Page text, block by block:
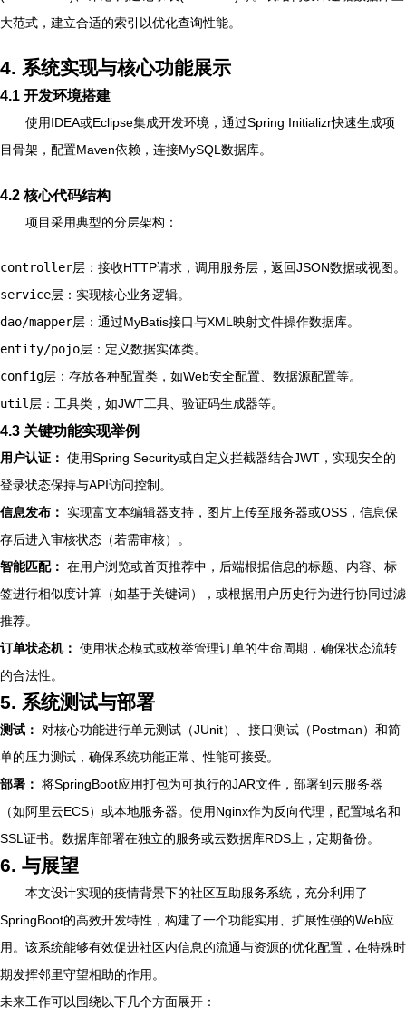
大范式，建立合适的索引以优化查询性能。
4. 系统实现与核心功能展示
4.1 开发环境搭建
使用IDEA或Eclipse集成开发环境，通过Spring Initializr快速生成项
目骨架，配置Maven依赖，连接MySQL数据库。
4.2 核心代码结构
项目采用典型的分层架构：
controller层：接收HTTP请求，调用服务层，返回JSON数据或视图。
service层：实现核心业务逻辑。
dao/mapper层：通过MyBatis接口与XML映射文件操作数据库。
entity/pojo层：定义数据实体类。
config层：存放各种配置类，如Web安全配置、数据源配置等。
util层：工具类，如JWT工具、验证码生成器等。
4.3 关键功能实现举例
用户认证： 使用Spring Security或自定义拦截器结合JWT，实现安全的
登录状态保持与API访问控制。
信息发布： 实现富文本编辑器支持，图片上传至服务器或OSS，信息保
存后进入审核状态（若需审核）。
智能匹配： 在用户浏览或首页推荐中，后端根据信息的标题、内容、标
签进行相似度计算（如基于关键词），或根据用户历史行为进行协同过滤
推荐。
订单状态机： 使用状态模式或枚举管理订单的生命周期，确保状态流转
的合法性。
5. 系统测试与部署
测试： 对核心功能进行单元测试（JUnit）、接口测试（Postman）和简
单的压力测试，确保系统功能正常、性能可接受。
部署： 将SpringBoot应用打包为可执行的JAR文件，部署到云服务器
（如阿里云ECS）或本地服务器。使用Nginx作为反向代理，配置域名和
SSL证书。数据库部署在独立的服务或云数据库RDS上，定期备份。
6. 与展望
本文设计实现的疫情背景下的社区互助服务系统，充分利用了
SpringBoot的高效开发特性，构建了一个功能实用、扩展性强的Web应
用。该系统能够有效促进社区内信息的流通与资源的优化配置，在特殊时
期发挥邻里守望相助的作用。
未来工作可以围绕以下几个方面展开：